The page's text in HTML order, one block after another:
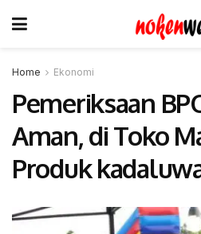
Home Ekonomi
Pemeriksaan
Aman, di Toko
Produk